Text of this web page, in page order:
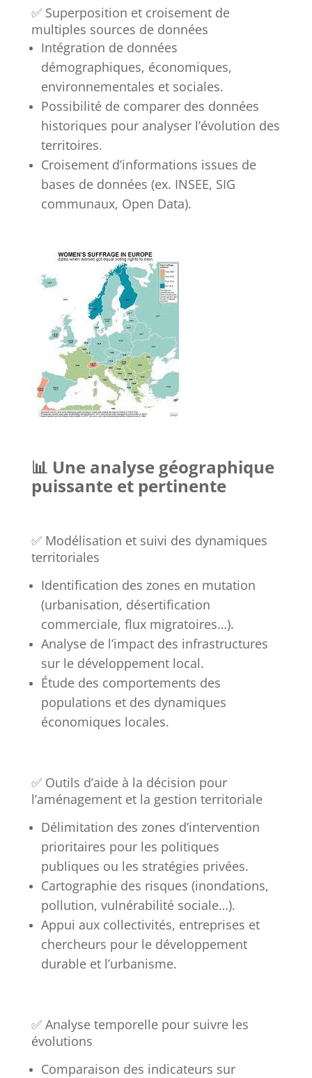
✅ Superposition et croisement de
multiples sources de données
Intégration de données
démographiques, économiques,
environnementales et sociales.
Possibilité de comparer des données
historiques pour analyser l’évolution des
territoires.
Croisement d’informations issues de
bases de données (ex. INSEE, SIG
communaux, Open Data).
📊 Une analyse géographique
puissante et pertinente
✅ Modélisation et suivi des dynamiques
territoriales
Identification des zones en mutation
(urbanisation, désertification
commerciale, flux migratoires…).
Analyse de l’impact des infrastructures
sur le développement local.
Étude des comportements des
populations et des dynamiques
économiques locales.
✅ Outils d’aide à la décision pour
l’aménagement et la gestion territoriale
Délimitation des zones d’intervention
prioritaires pour les politiques
publiques ou les stratégies privées.
Cartographie des risques (inondations,
pollution, vulnérabilité sociale…).
Appui aux collectivités, entreprises et
chercheurs pour le développement
durable et l’urbanisme.
✅ Analyse temporelle pour suivre les
évolutions
Comparaison des indicateurs sur